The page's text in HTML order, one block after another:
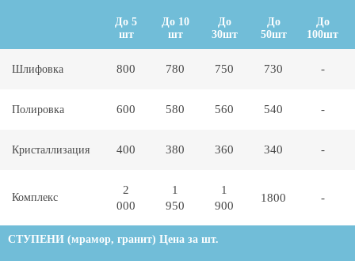
До 5
шт
До 10
шт
До
30шт
До
50шт
До
100шт
Шлифовка 800 780 750 730 -
Полировка 600 580 560 540 -
Кристаллизация 400 380 360 340 -
Комплекс
2
000
1
950
1
900
1800 -
СТУПЕНИ (мрамор, гранит) Цена за шт.